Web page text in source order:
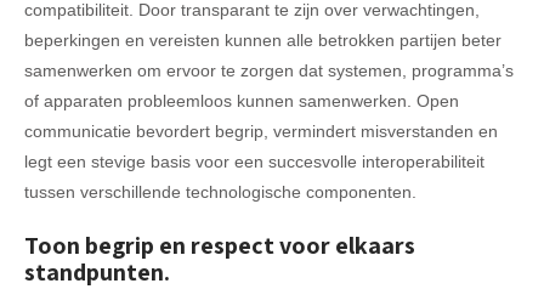
compatibiliteit. Door transparant te zijn over verwachtingen,
beperkingen en vereisten kunnen alle betrokken partijen beter
samenwerken om ervoor te zorgen dat systemen, programma’s
of apparaten probleemloos kunnen samenwerken. Open
communicatie bevordert begrip, vermindert misverstanden en
legt een stevige basis voor een succesvolle interoperabiliteit
tussen verschillende technologische componenten.
Toon begrip en respect voor elkaars
standpunten.